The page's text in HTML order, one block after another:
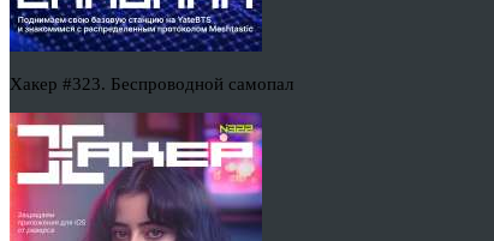
Хакер #323. Беспроводной самопал